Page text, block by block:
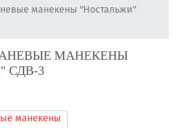
манекены "Ностальжи"
МАНЕКЕНЫ
СДВ-3